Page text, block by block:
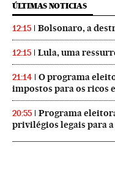
ÚLTIMAS NOTICIAS
12:15 Bolsonaro, a
12:15 Lula, uma
21:14
O programa
impostos para os ricos
20:55
Programa
privilégios legais para